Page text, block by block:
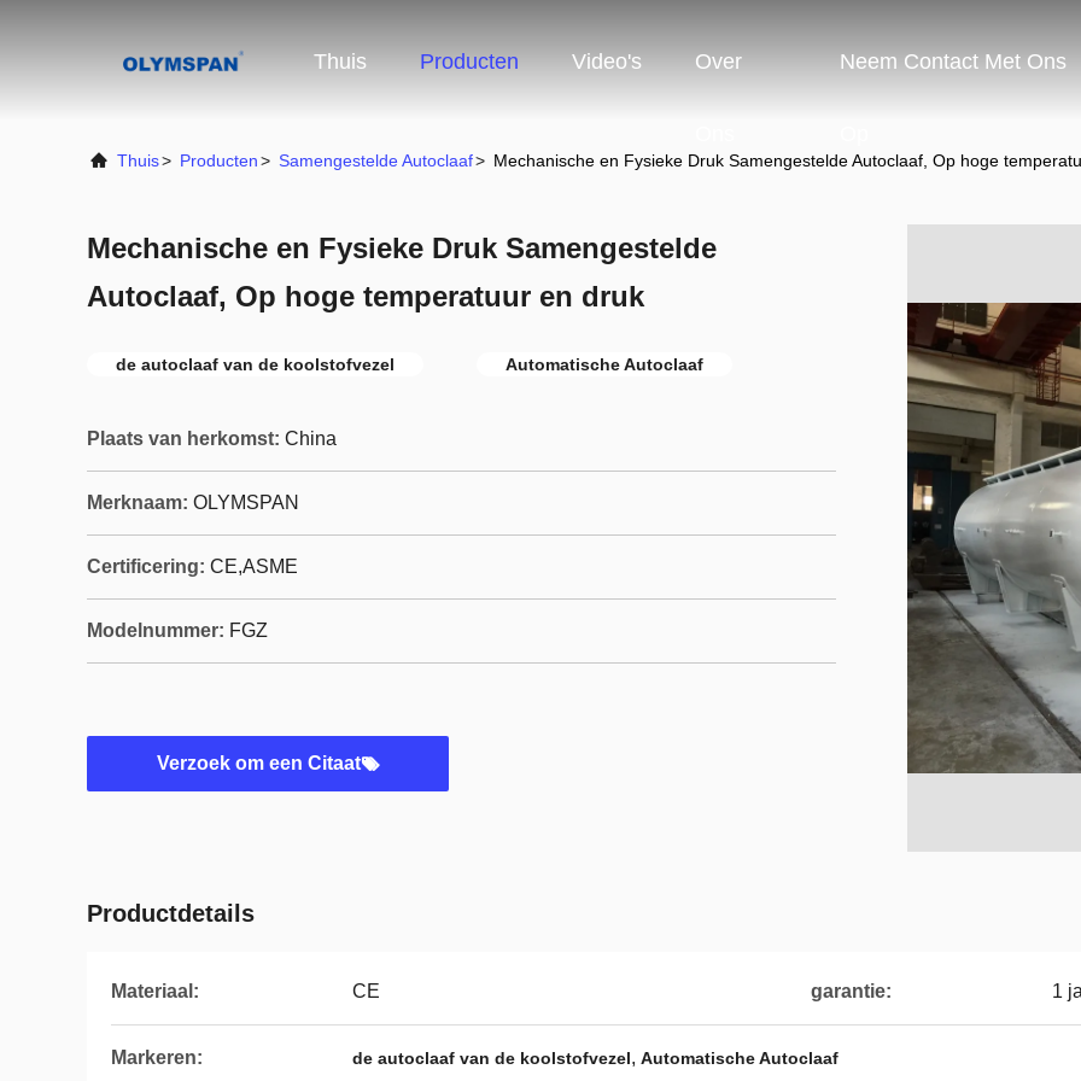
Thuis Producten Video's Over Neem Contact Met Ons
Thuis> Producten> Samengestelde Autoclaaf> Mechanische en Fysieke Druk Samengestelde Autoclaaf, Op hoge
Mechanische en Fysieke Druk Samengestelde
Autoclaaf, Op hoge temperatuur en druk
de autoclaaf van de koolstofvezel Automatische Autoclaaf
Plaats van herkomst: China
Merknaam: OLYMSPAN
Certificering: CE,ASME
Modelnummer: FGZ
Verzoek om een Citaat
Productdetails
Materiaal: CE garantie: 1
Markeren: de autoclaaf van de koolstofvezel, Automatische Autoclaaf